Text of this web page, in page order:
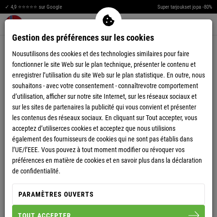
✓ 4,9 ⭐⭐⭐⭐⭐ sur Google Super tarjoukset jopa -80%
Warenkorb aufklappen
VESTES SPORT
V
T
S
P
S
P
R
VESTE EN COTON
Gestion des préférences sur les cookies
Nousutilisons des cookies et des technologies similaires pour faire
fonctionner le site Web sur le plan technique, présenter le contenu et
enregistrer l’utilisation du site Web sur le plan statistique. En outre, nous
souhaitons - avec votre consentement - connaîtrevotre comportement
d’utilisation, afficher sur notre site Internet, sur les réseaux sociaux et
sur les sites de partenaires la publicité qui vous convient et présenter
les contenus des réseaux sociaux. En cliquant sur Tout accepter, vous
acceptez d’utiliserces cookies et acceptez que nous utilisions
également des fournisseurs de cookies qui ne sont pas établis dans
l’UE/l’EEE. Vous pouvez à tout moment modifier ou révoquer vos
préférences en matière de cookies et en savoir plus dans la déclaration
de confidentialité.
PARAMÈTRES OUVERTS